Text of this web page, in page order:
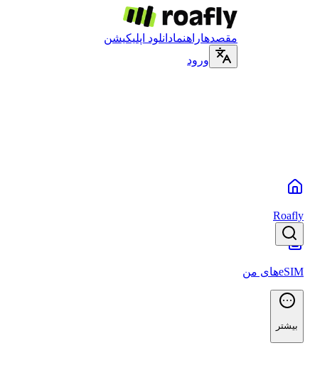
مقصدهاراهنمادانلود اپلیکیشن
ورود
Roafly
eSIMهای من
بیشتر